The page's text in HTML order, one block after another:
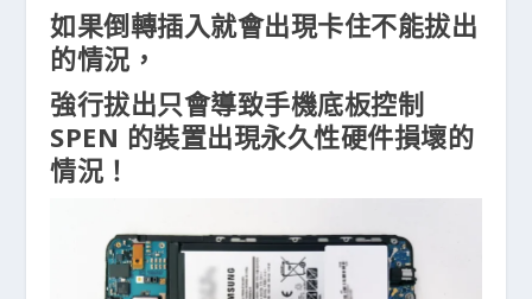
如果倒轉插入就會出現卡住不能拔出
的情況，
強行拔出只會導致手機底板控制
SPEN 的裝置出現永久性硬件損壞的
情況！